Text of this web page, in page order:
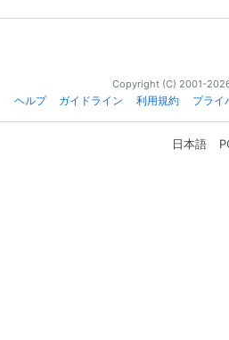
Copyright (C) 2001-
ヘルプ
ガイドライン 利用規約 プライ
日本語